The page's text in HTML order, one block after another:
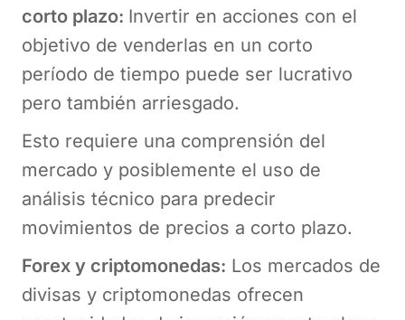
corto plazo: Invertir en acciones con el
objetivo de venderlas en un corto
período de tiempo puede ser lucrativo
pero también arriesgado.
Esto requiere una comprensión del
mercado y posiblemente el uso de
análisis técnico para predecir
movimientos de precios a corto plazo.
Forex y criptomonedas: Los mercados de
divisas y criptomonedas ofrecen